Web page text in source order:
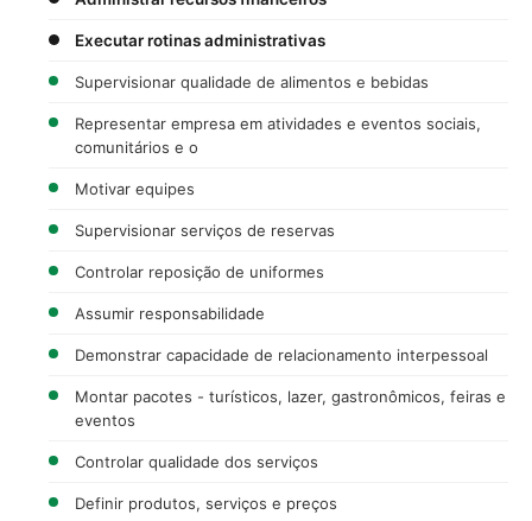
Executar rotinas administrativas
Supervisionar qualidade de alimentos e bebidas
Representar empresa em atividades e eventos sociais,
comunitários e o
Motivar equipes
Supervisionar serviços de reservas
Controlar reposição de uniformes
Assumir responsabilidade
Demonstrar capacidade de relacionamento interpessoal
Montar pacotes - turísticos, lazer, gastronômicos, feiras e
eventos
Controlar qualidade dos serviços
Definir produtos, serviços e preços